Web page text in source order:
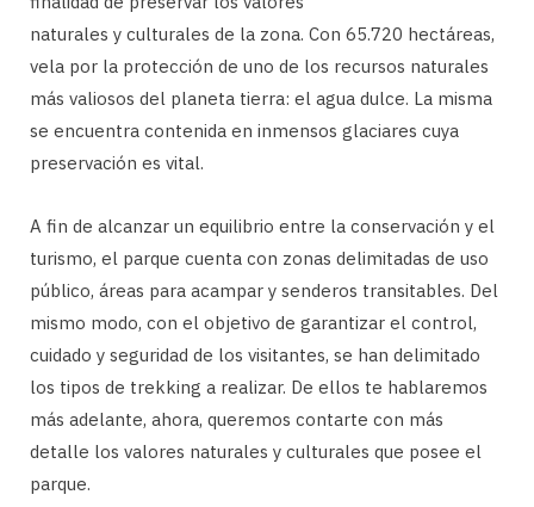
naturales y culturales de la zona. Con 65.720 hectáreas,
vela por la protección de uno de los recursos naturales
más valiosos del planeta tierra: el agua dulce. La misma
se encuentra contenida en inmensos glaciares cuya
preservación es vital.
A fin de alcanzar un equilibrio entre la conservación y el
turismo, el parque cuenta con zonas delimitadas de uso
público, áreas para acampar y senderos transitables. Del
mismo modo, con el objetivo de garantizar el control,
cuidado y seguridad de los visitantes, se han delimitado
los tipos de trekking a realizar. De ellos te hablaremos
más adelante, ahora, queremos contarte con más
detalle los valores naturales y culturales que posee el
parque.